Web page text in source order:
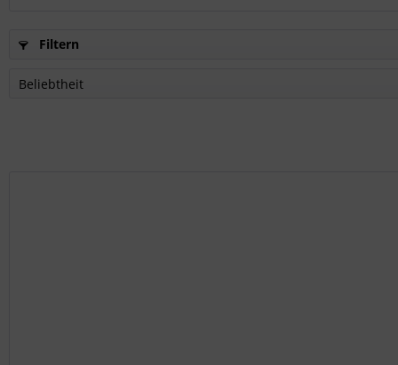
Filtern